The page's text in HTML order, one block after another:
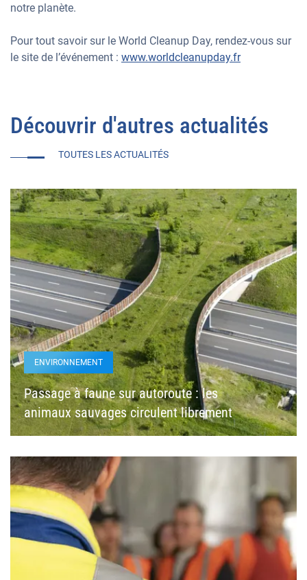
notre planète.
Pour tout savoir sur le World Cleanup Day, rendez-vous sur
le site de l’événement : www.worldcleanupday.fr
Découvrir d'autres actualités
TOUTES LES ACTUALITÉS
ENVIRONNEMENT
Passage à faune sur autoroute : les
animaux sauvages circulent librement